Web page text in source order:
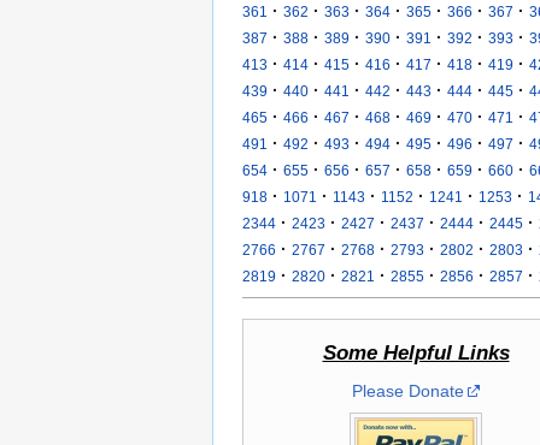
361
· 362 · 363 · 364 · 365 · 366 · 367 ·
387 · 388 · 389 · 390 · 391 · 392 · 393 ·
413 · 414 · 415 · 416 · 417 · 418 · 419 ·
439 · 440 · 441 · 442 · 443 · 444 · 445 ·
465 · 466 · 467 · 468 · 469 · 470 · 471 ·
491
· 492 · 493 · 494 · 495 · 496 · 497 ·
654 · 655 · 656 · 657 · 658 · 659 · 660 ·
918 · 1071 · 1143 · 1152 · 1241 · 1253 ·
2344 · 2423 · 2427 · 2437 · 2444 · 2445 ·
2766 · 2767 · 2768 · 2793 · 2802 · 2803 ·
2819 · 2820 · 2821 · 2855 · 2856 · 2857 ·
Some Helpful Links
Please Donate